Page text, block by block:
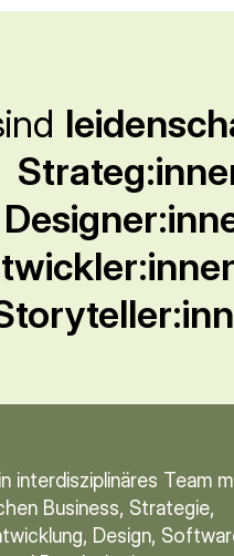
interdisziplinäres Team
Business, Strategie,
Design,